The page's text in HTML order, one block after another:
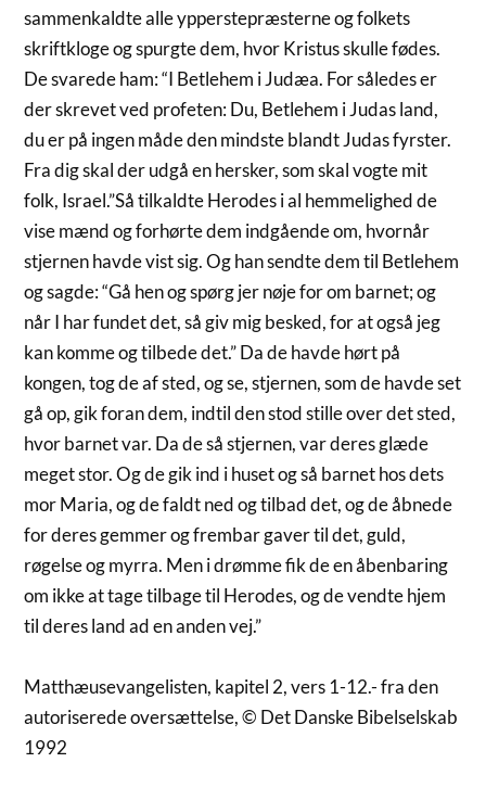
sammenkaldte alle ypperstepræsterne og folkets
skriftkloge og spurgte dem, hvor Kristus skulle fødes.
De svarede ham: “I Betlehem i Judæa. For således er
der skrevet ved profeten: Du, Betlehem i Judas land,
du er på ingen måde den mindste blandt Judas fyrster.
Fra dig skal der udgå en hersker, som skal vogte mit
folk, Israel.”Så tilkaldte Herodes i al hemmelighed de
vise mænd og forhørte dem indgående om, hvornår
stjernen havde vist sig. Og han sendte dem til Betlehem
og sagde: “Gå hen og spørg jer nøje for om barnet; og
når I har fundet det, så giv mig besked, for at også jeg
kan komme og tilbede det.” Da de havde hørt på
kongen, tog de af sted, og se, stjernen, som de havde set
gå op, gik foran dem, indtil den stod stille over det sted,
hvor barnet var. Da de så stjernen, var deres glæde
meget stor. Og de gik ind i huset og så barnet hos dets
mor Maria, og de faldt ned og tilbad det, og de åbnede
for deres gemmer og frembar gaver til det, guld,
røgelse og myrra. Men i drømme fik de en åbenbaring
om ikke at tage tilbage til Herodes, og de vendte hjem
til deres land ad en anden vej.”
Matthæusevangelisten, kapitel 2, vers 1-12.- fra den
autoriserede oversættelse, © Det Danske Bibelselskab
1992